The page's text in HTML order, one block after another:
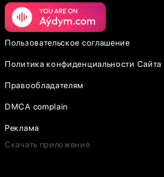
Пользовательское соглашение
Политика конфиденциальности Сайта
Правообладателям
DMCA complain
Реклама
Скачать приложение